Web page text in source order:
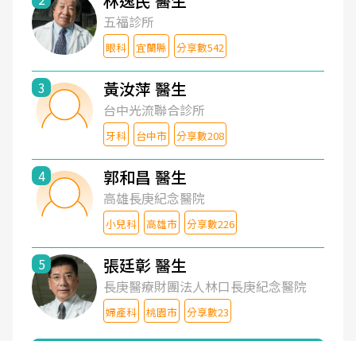
五福診所
眼科 宜蘭縣 分享數542
3 黃汝萍 醫生
台中光流聯合診所
牙科 台中市 分享數208
4 郭和昌 醫生
高雄長庚紀念醫院
小兒科 高雄市 分享數226
5 張廷彰 醫生
長庚醫療財團法人林口長庚紀念醫院
婦產科 桃園市 分享數23